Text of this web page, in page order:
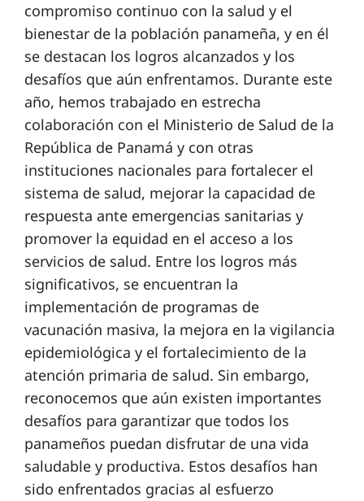
compromiso continuo con la salud y el
bienestar de la población panameña, y en él
se destacan los logros alcanzados y los
desafíos que aún enfrentamos. Durante este
año, hemos trabajado en estrecha
colaboración con el Ministerio de Salud de la
República de Panamá y con otras
instituciones nacionales para fortalecer el
sistema de salud, mejorar la capacidad de
respuesta ante emergencias sanitarias y
promover la equidad en el acceso a los
servicios de salud. Entre los logros más
significativos, se encuentran la
implementación de programas de
vacunación masiva, la mejora en la vigilancia
epidemiológica y el fortalecimiento de la
atención primaria de salud. Sin embargo,
reconocemos que aún existen importantes
desafíos para garantizar que todos los
panameños puedan disfrutar de una vida
saludable y productiva. Estos desafíos han
sido enfrentados gracias al esfuerzo